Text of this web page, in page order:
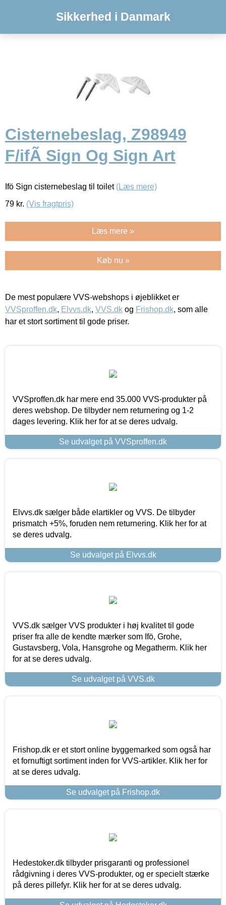
Sikkerhed i Danmark
Cisternebeslag, Z98949
F/ifÃ Sign Og Sign Art
Ifö Sign cisternebeslag til toilet (Læs mere)
79 kr. (Vis fragtpris)
Læs mere »
Køb nu »
De mest populære VVS-webshops i øjeblikket er
VVSproffen.dk, Elvvs.dk, VVS.dk og Frishop.dk, som alle
har et stort sortiment til gode priser.
VVSproffen.dk har mere end 35.000 VVS-produkter på
deres webshop. De tilbyder nem returnering og 1-2
dages levering. Klik her for at se deres udvalg.
Se udvalget på VVSproffen.dk
Elvvs.dk sælger både elartikler og VVS. De tilbyder
prismatch +5%, foruden nem returnering. Klik her for at
se deres udvalg.
Se udvalget på Elvvs.dk
VVS.dk sælger VVS produkter i høj kvalitet til gode
priser fra alle de kendte mærker som Ifö, Grohe,
Gustavsberg, Vola, Hansgrohe og Megatherm. Klik her
for at se deres udvalg.
Se udvalget på VVS.dk
Frishop.dk er et stort online byggemarked som også har
et fornuftigt sortiment inden for VVS-artikler. Klik her for
at se deres udvalg.
Se udvalget på Frishop.dk
Hedestoker.dk tilbyder prisgaranti og professionel
rådgivning i deres VVS-produkter, og er specielt stærke
på deres pillefyr. Klik her for at se deres udvalg.